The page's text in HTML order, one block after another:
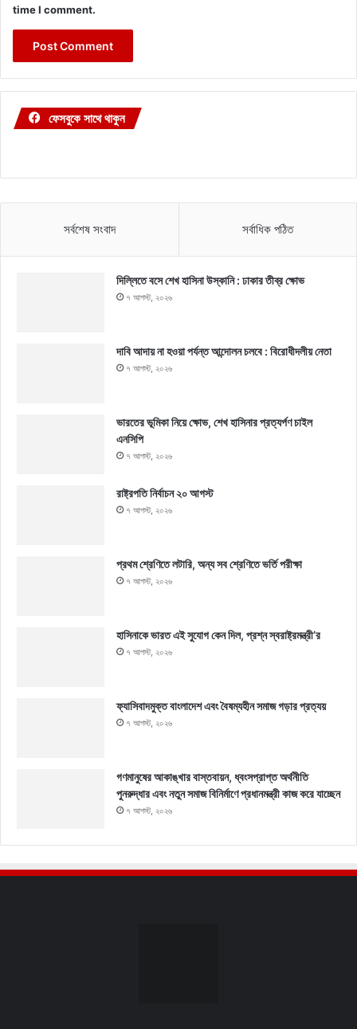
time I comment.
ফেসবুকে সাথে থাকুন
সর্বশেষ সংবাদ সর্বাধিক পঠিত
দিল্লিতে বসে শেখ হাসিনা উস্কানি : ঢাকার তীব্র ক্ষোভ
৭ আগস্ট, ২০২৬
দাবি আদায় না হওয়া পর্যন্ত আন্দোলন চলবে : বিরোধীদলীয় নেতা
৭ আগস্ট, ২০২৬
ভারতের ভূমিকা নিয়ে ক্ষোভ, শেখ হাসিনার প্রত্যর্পণ চাইল
এনসিপি
৭ আগস্ট, ২০২৬
রাষ্ট্রপতি নির্বাচন ২০ আগস্ট
৭ আগস্ট, ২০২৬
প্রথম শ্রেণিতে লটারি, অন্য সব শ্রেণিতে ভর্তি পরীক্ষা
৭ আগস্ট, ২০২৬
হাসিনাকে ভারত এই সুযোগ কেন দিল, প্রশ্ন স্বরাষ্ট্রমন্ত্রী’র
৭ আগস্ট, ২০২৬
ফ্যাসিবাদমুক্ত বাংলাদেশ এবং বৈষম্যহীন সমাজ গড়ার প্রত্যয়
৭ আগস্ট, ২০২৬
গণমানুষের আকাঙ্খার বাস্তবায়ন, ধ্বংসপ্রাপ্ত অর্থনীতি
পুনরুদ্ধার এবং নতুন সমাজ বিনির্মাণে প্রধানমন্ত্রী কাজ করে যাচ্ছেন
৭ আগস্ট, ২০২৬